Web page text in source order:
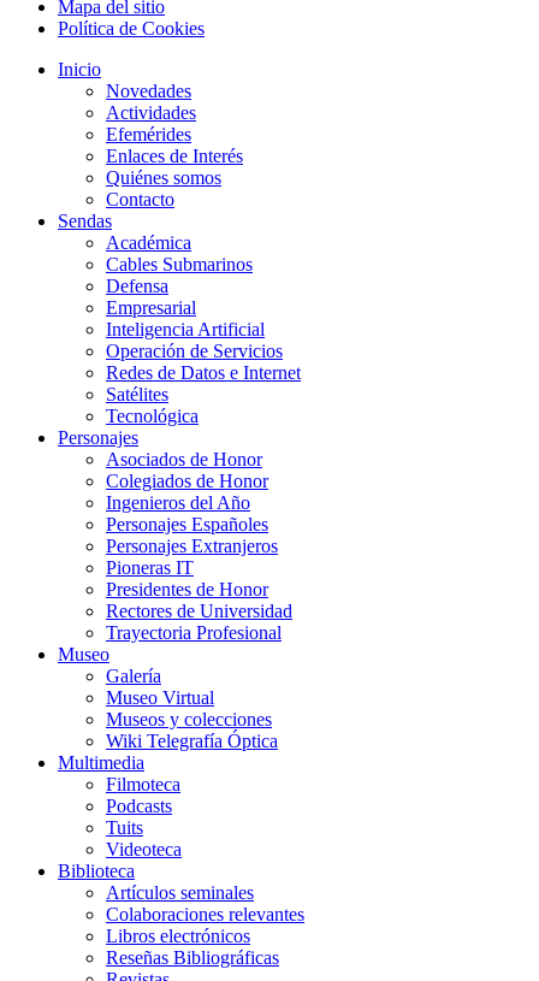
Mapa del sitio
Política de Cookies
Inicio
Novedades
Actividades
Efemérides
Enlaces de Interés
Quiénes somos
Contacto
Sendas
Académica
Cables Submarinos
Defensa
Empresarial
Inteligencia Artificial
Operación de Servicios
Redes de Datos e Internet
Satélites
Tecnológica
Personajes
Asociados de Honor
Colegiados de Honor
Ingenieros del Año
Personajes Españoles
Personajes Extranjeros
Pioneras IT
Presidentes de Honor
Rectores de Universidad
Trayectoria Profesional
Museo
Galería
Museo Virtual
Museos y colecciones
Wiki Telegrafía Óptica
Multimedia
Filmoteca
Podcasts
Tuits
Videoteca
Biblioteca
Artículos seminales
Colaboraciones relevantes
Libros electrónicos
Reseñas Bibliográficas